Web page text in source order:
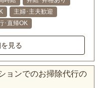
主婦･主夫歓迎
･直帰OK
見る
ョンでのお掃除代行の